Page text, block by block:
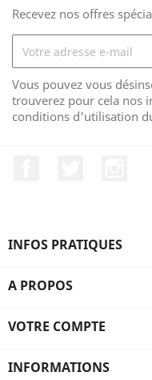
Recevez nos offres
Vous pouvez vous
trouverez pour cela nos
conditions d'utilisation
INFOS PRATIQUES
A PROPOS
VOTRE COMPTE
INFORMATIONS